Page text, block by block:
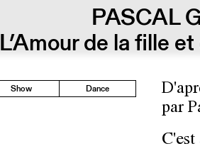
PASCAL
L’Amour de la fille
Show Dance
par